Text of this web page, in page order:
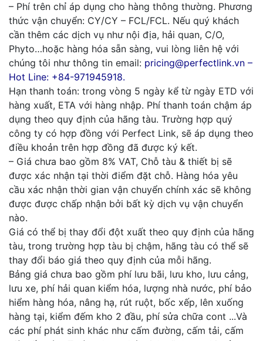
– Phí trên chỉ áp dụng cho hàng thông thường. Phương
thức vận chuyển: CY/CY – FCL/FCL. Nếu quý khách
cần thêm các dịch vụ như nội địa, hải quan, C/O,
Phyto…hoặc hàng hóa sẵn sàng, vui lòng liên hệ với
chúng tôi như thông tin email: pricing@perfectlink.vn –
Hot Line: +84-971945918.
Hạn thanh toán: trong vòng 5 ngày kể từ ngày ETD với
hàng xuất, ETA với hàng nhập. Phí thanh toán chậm áp
dụng theo quy định của hãng tàu. Trường hợp quý
công ty có hợp đồng với Perfect Link, sẽ áp dụng theo
điều khoản trên hợp đồng đã được ký kết.
– Giá chưa bao gồm 8% VAT, Chỗ tàu & thiết bị sẽ
được xác nhận tại thời điểm đặt chỗ. Hàng hóa yêu
cầu xác nhận thời gian vận chuyển chính xác sẽ không
được được chấp nhận bởi bất kỳ dịch vụ vận chuyển
nào.
Giá có thể bị thay đổi đột xuất theo quy định của hãng
tàu, trong trường hợp tàu bị chậm, hãng tàu có thể sẽ
thay đổi báo giá theo quy định của mỗi hãng.
Bảng giá chưa bao gồm phí lưu bãi, lưu kho, lưu cảng,
lưu xe, phí hải quan kiểm hóa, lượng nhà nước, phí bảo
hiểm hàng hóa, nâng hạ, rút ruột, bốc xếp, lên xuống
hàng tại, kiểm đếm kho 2 đầu, phí sửa chữa cont ...Và
các phí phát sinh khác như cấm đường, cấm tải, cấm